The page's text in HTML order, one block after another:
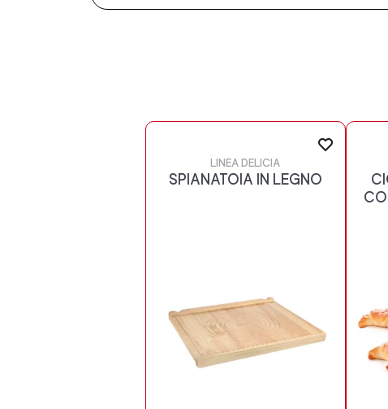
LINEA DELICIA
SPIANATOIA IN LEGNO